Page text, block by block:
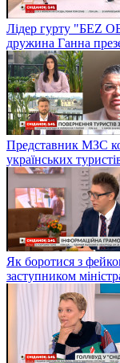
Лідер гурту "БЕZ
дружина Ганна
Представник МЗС
українських
Як боротися з
заступником